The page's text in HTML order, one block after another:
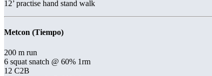
12’ practise hand stand walk
Metcon (Tiempo)
200 m run
6 squat snatch @ 60% 1rm
12 C2B